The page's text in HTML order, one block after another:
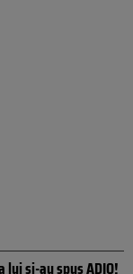
și-au spus ADIO!